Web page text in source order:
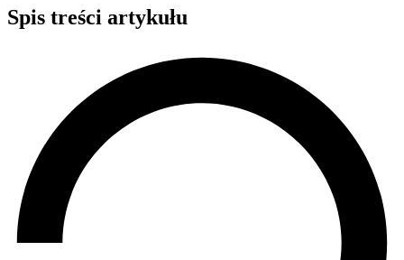
Spis treści artykułu